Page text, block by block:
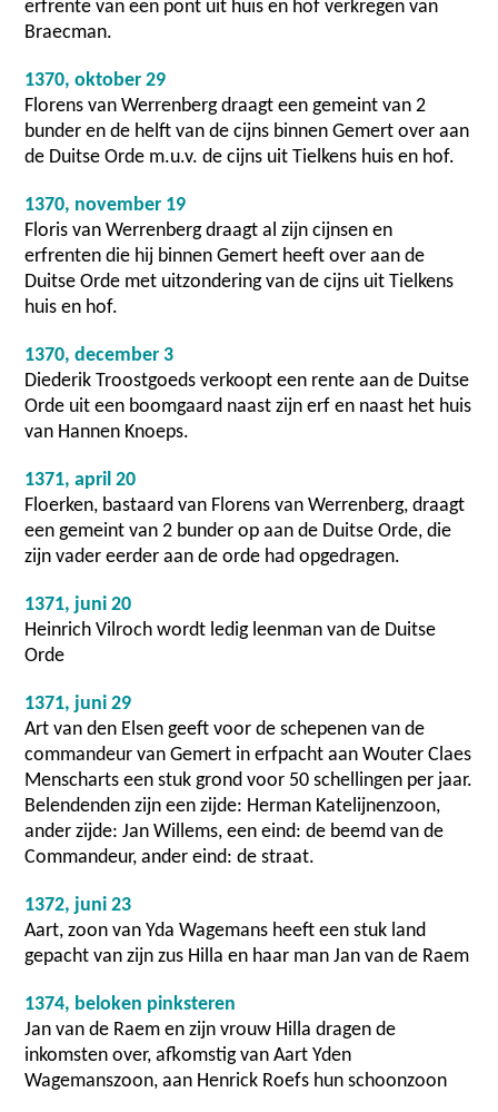
erfrente van een pont uit huis en hof verkregen van
Braecman.
1370, oktober 29
Florens van Werrenberg draagt een gemeint van 2
bunder en de helft van de cijns binnen Gemert over aan
de Duitse Orde m.u.v. de cijns uit Tielkens huis en hof.
1370, november 19
Floris van Werrenberg draagt al zijn cijnsen en
erfrenten die hij binnen Gemert heeft over aan de
Duitse Orde met uitzondering van de cijns uit Tielkens
huis en hof.
1370, december 3
Diederik Troostgoeds verkoopt een rente aan de Duitse
Orde uit een boomgaard naast zijn erf en naast het huis
van Hannen Knoeps.
1371, april 20
Floerken, bastaard van Florens van Werrenberg, draagt
een gemeint van 2 bunder op aan de Duitse Orde, die
zijn vader eerder aan de orde had opgedragen.
1371, juni 20
Heinrich Vilroch wordt ledig leenman van de Duitse
Orde
1371, juni 29
Art van den Elsen geeft voor de schepenen van de
commandeur van Gemert in erfpacht aan Wouter Claes
Menscharts een stuk grond voor 50 schellingen per jaar.
Belendenden zijn een zijde: Herman Katelijnenzoon,
ander zijde: Jan Willems, een eind: de beemd van de
Commandeur, ander eind: de straat.
1372, juni 23
Aart, zoon van Yda Wagemans heeft een stuk land
gepacht van zijn zus Hilla en haar man Jan van de Raem
1374, beloken pinksteren
Jan van de Raem en zijn vrouw Hilla dragen de
inkomsten over, afkomstig van Aart Yden
Wagemanszoon, aan Henrick Roefs hun schoonzoon